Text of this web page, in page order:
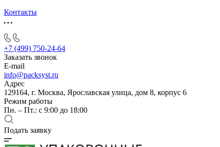
Контакты
+7 (499) 750-24-64
Заказать звонок
E-mail
info@packsyst.ru
Адрес
129164, г. Москва, Ярославская улица, дом 8, корпус 6
Режим работы
Пн. – Пт.: с 9:00 до 18:00
Подать заявку